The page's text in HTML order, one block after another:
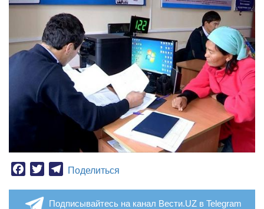
Facebook
TwitterTelegram
Поделиться
Подписывайтесь на канал Вести.UZ в Telegram